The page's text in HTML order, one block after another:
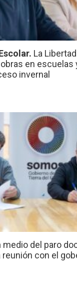
La
en escuelas
invernal
medio del paro
con el